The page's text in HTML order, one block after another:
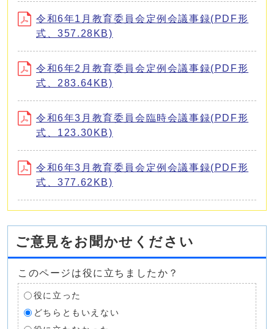
令和6年1月教育委員会定例会議事録(PDF形
式、357.28KB)
令和6年2月教育委員会定例会議事録(PDF形
式、283.64KB)
令和6年3月教育委員会臨時会議事録(PDF形
式、123.30KB)
令和6年3月教育委員会定例会議事録(PDF形
式、377.62KB)
ご意見をお聞かせください
このページは役に立ちましたか？
役に立った
どちらともいえない